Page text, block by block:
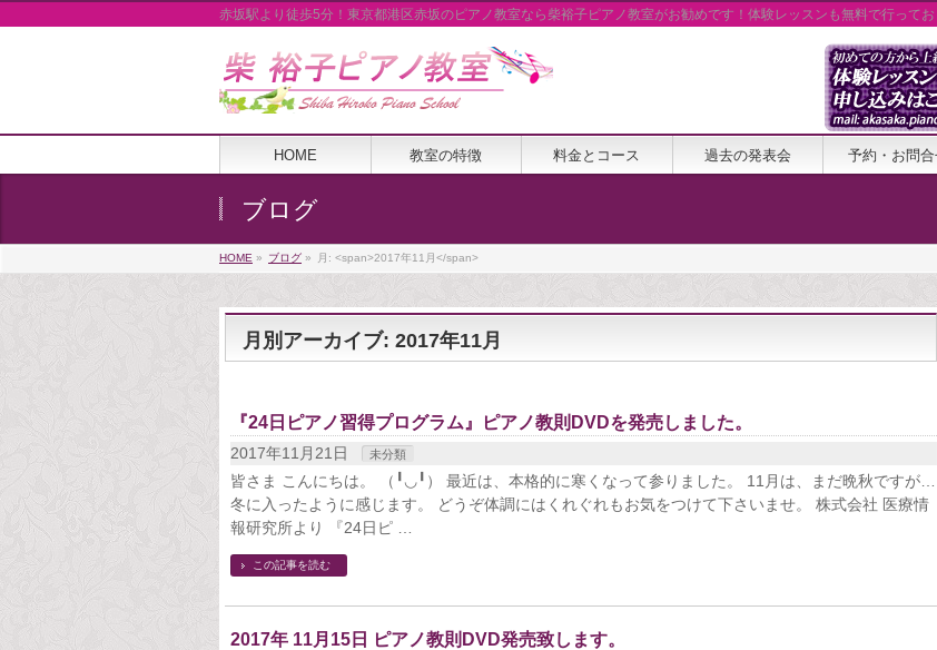
赤坂駅より徒歩5分！東京都港区赤坂のピアノ教室なら柴裕子ピアノ教室がお勧めです！体験レッスンも無料で行って
HOME 教室の特徴 料金とコース 過去の発表会 予約・お問
ブログ
HOME » ブログ » 月: <span>2017年11月</span>
月別アーカイブ: 2017年11月
『24日ピアノ習得プログラム』ピアノ教則DVDを発売しました。
2017年11月21日 未分類
皆さま こんにちは。 （╹◡╹） 最近は、本格的に寒くなって参りました。 11月は、まだ晩秋ですが…
冬に入ったように感じます。 どうぞ体調にはくれぐれもお気をつけて下さいませ。 株式会社 医療情
報研究所より 『24日ピ …
この記事を読む
2017年 11月15日 ピアノ教則DVD発売致します。